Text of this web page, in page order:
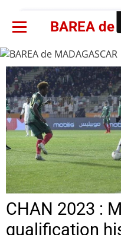
BAREA de
CHAN 2023 :
qualification